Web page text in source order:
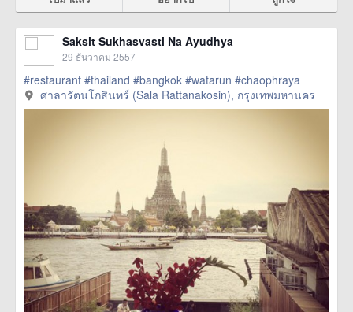
Saksit Sukhasvasti Na Ayudhya
29 ธันวาคม 2557
#restaurant #thailand #bangkok #watarun #chaophraya
ศาลารัตนโกสินทร์ (Sala Rattanakosin), กรุงเทพมหานคร